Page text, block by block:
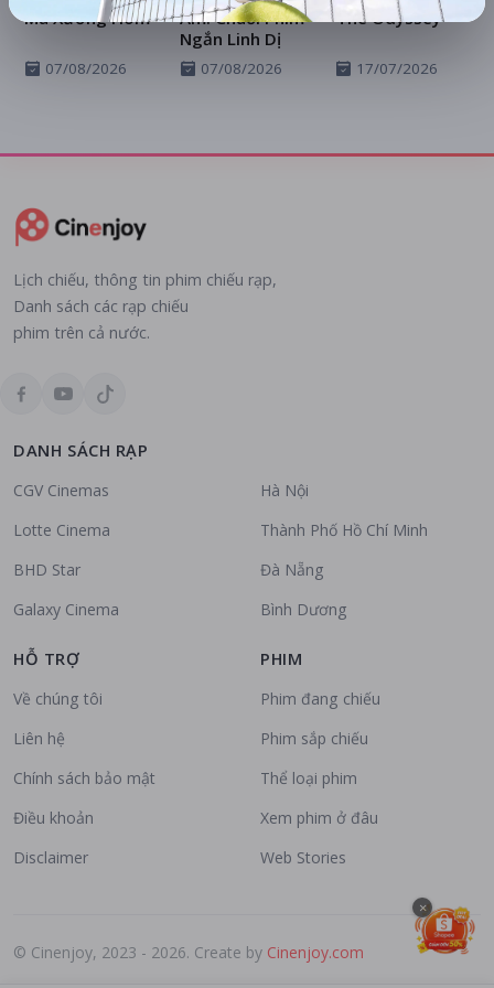
Ma Xưởng Hòm
07/08/2026
Ám: Chuỗi Phim
Ngắn Linh Dị
07/08/2026
The Odyssey
17/07/2026
Lịch chiếu, thông tin phim chiếu rạp,
Danh sách các rạp chiếu
phim trên cả nước.
DANH SÁCH RẠP
CGV Cinemas
Lotte Cinema
BHD Star
Galaxy Cinema
Hà Nội
Thành Phố Hồ Chí Minh
Đà Nẵng
Bình Dương
HỖ TRỢ
Về chúng tôi
Liên hệ
Chính sách bảo mật
Điều khoản
Disclaimer
PHIM
Phim đang chiếu
Phim sắp chiếu
Thể loại phim
Xem phim ở đâu
Web Stories
© Cinenjoy, 2023 - 2026. Create by Cinenjoy.com
×